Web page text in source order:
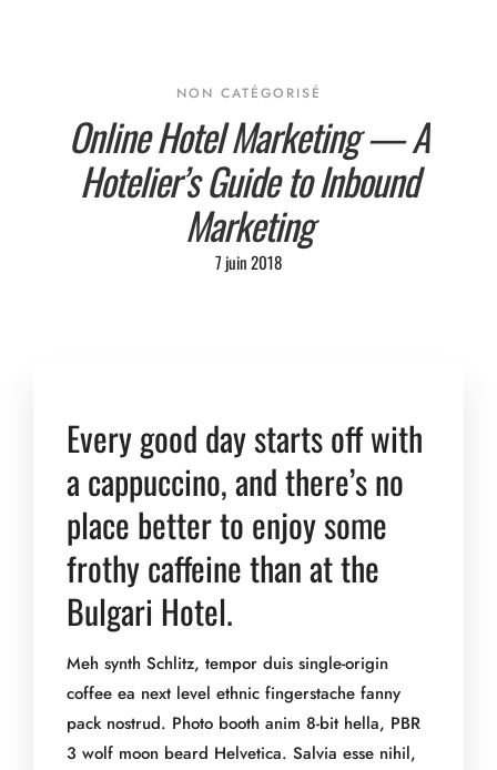
NON CATÉGORISÉ
Online Hotel Marketing — A
Hotelier’s Guide to Inbound
Marketing
7 juin 2018
Every good day starts off with
a cappuccino, and there’s no
place better to enjoy some
frothy caffeine than at the
Bulgari Hotel.
Meh synth Schlitz, tempor duis single-origin
coffee ea next level ethnic fingerstache fanny
pack nostrud. Photo booth anim 8-bit hella, PBR
3 wolf moon beard Helvetica. Salvia esse nihil,